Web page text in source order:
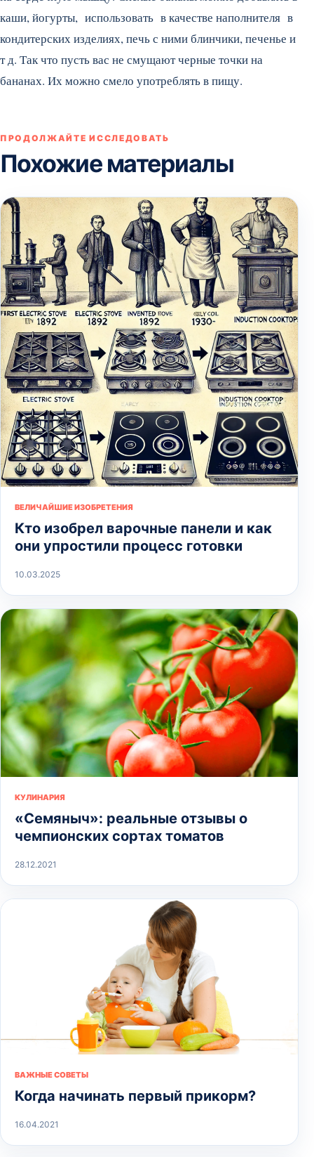
каши, йогурты, использовать в качестве наполнителя в
кондитерских изделиях, печь с ними блинчики, печенье и
т д. Так что пусть вас не смущают черные точки на
бананах. Их можно смело употреблять в пищу.
ПРОДОЛЖАЙТЕ ИССЛЕДОВАТЬ
Похожие материалы
ВЕЛИЧАЙШИЕ ИЗОБРЕТЕНИЯ
Кто изобрел варочные панели и как
они упростили процесс готовки
10.03.2025
КУЛИНАРИЯ
«Семяныч»: реальные отзывы о
чемпионских сортах томатов
28.12.2021
ВАЖНЫЕ СОВЕТЫ
Когда начинать первый прикорм?
16.04.2021